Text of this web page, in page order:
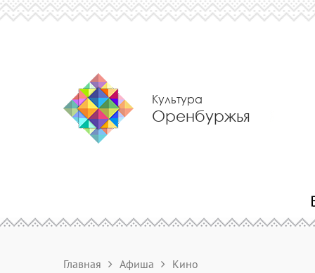
Культура
Оренбуржья
Главная Афиша Кино